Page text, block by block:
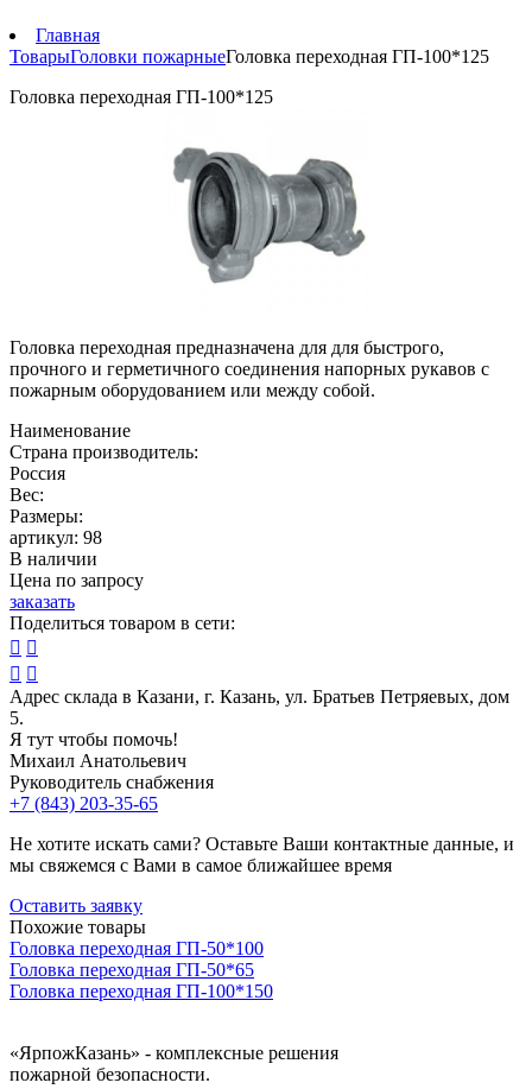
Главная
ТоварыГоловки пожарныеГоловка переходная ГП-100*125
Головка переходная ГП-100*125
Головка переходная предназначена для для быстрого,
прочного и герметичного соединения напорных рукавов с
пожарным оборудованием или между собой.
Наименование
Страна производитель:
Россия
Вес:
Размеры:
артикул: 98
В наличии
Цена по запросу
заказать
Поделиться товаром в сети:
 
 
Адрес склада в Казани, г. Казань, ул. Братьев Петряевых, дом
5.
Я тут чтобы помочь!
Михаил Анатольевич
Руководитель снабжения
+7 (843) 203-35-65
Не хотите искать сами? Оставьте Ваши контактные данные, и
мы свяжемся с Вами в самое ближайшее время
Оставить заявку
Похожие товары
Головка переходная ГП-50*100
Головка переходная ГП-50*65
Головка переходная ГП-100*150
«ЯрпожКазань» - комплексные решения
пожарной безопасности.